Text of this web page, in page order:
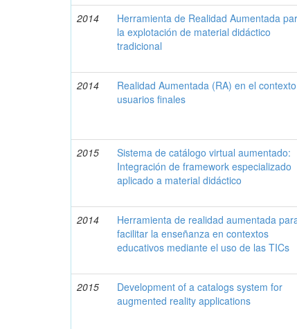
2014
Herramienta de Realidad Aumentada
la explotación de material didáctico
tradicional
2014
Realidad Aumentada (RA) en el
usuarios finales
2015
Sistema de catálogo virtual aumentado:
Integración de framework especializado
aplicado a material didáctico
2014
Herramienta de realidad aumentada
facilitar la enseñanza en contextos
educativos mediante el uso de las TICs
2015
Development of a catalogs system for
augmented reality applications